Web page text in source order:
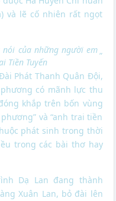
và lẽ cố nhiên rất ngọt
của những người em
Tiền Tuyến
”
Phát Thanh Quân Ðội,
có mãnh lực thu
khắp trên bốn vùng
và “anh trai tiền
phát sinh trong thời
trong các bài thơ hay
Dạ Lan đang thành
Xuân Lan, bỏ đài lên